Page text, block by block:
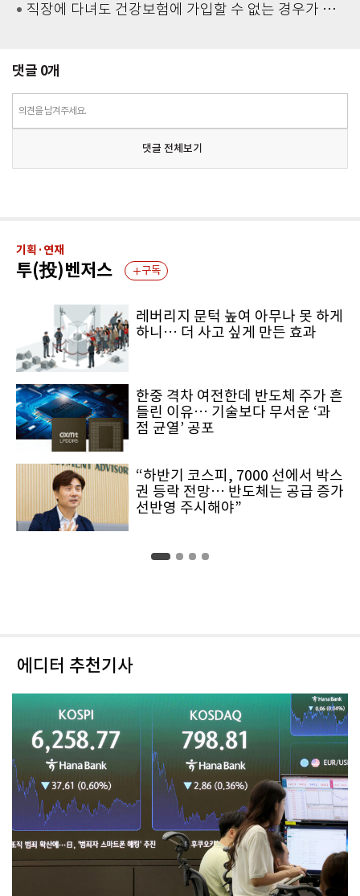
직장에 다녀도 건강보험에 가입할 수 없는 경우가 있나? 外
댓글 0개
의견을 남겨주세요.
댓글 전체보기
기획·연재
투(投)벤저스 구독
레버리지 문턱 높여 아무나 못 하게
하니… 더 사고 싶게 만든 효과
한중 격차 여전한데 반도체 주가 흔
들린 이유… 기술보다 무서운 ‘과
점 균열’ 공포
“하반기 코스피, 7000 선에서 박스
권 등락 전망… 반도체는 공급 증가
선반영 주시해야”
에디터 추천기사